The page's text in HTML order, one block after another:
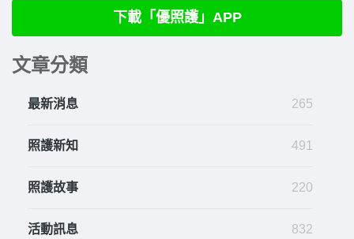
下載「優照護」APP
文章分類
最新消息 265
照護新知 491
照護故事 220
活動訊息 832